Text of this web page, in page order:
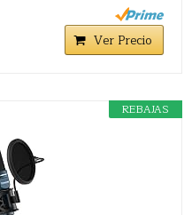
Ver Precio
REBAJAS